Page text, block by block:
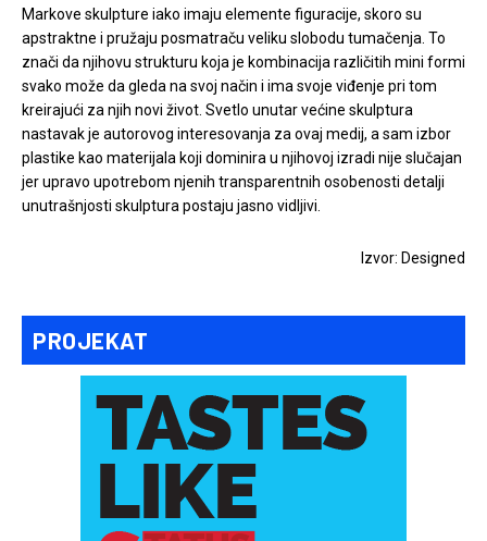
PROJEKAT
Markove skulpture iako imaju elemente figuracije, skoro su
apstraktne i pružaju posmatraču veliku slobodu tumačenja. To
znači da njihovu strukturu koja je kombinacija različitih mini formi
svako može da gleda na svoj način i ima svoje viđenje pri tom
kreirajući za njih novi život. Svetlo unutar većine skulptura
nastavak je autorovog interesovanja za ovaj medij, a sam izbor
plastike kao materijala koji dominira u njihovoj izradi nije slučajan
jer upravo upotrebom njenih transparentnih osobenosti detalji
unutrašnjosti skulptura postaju jasno vidljivi.
Izvor: Designed